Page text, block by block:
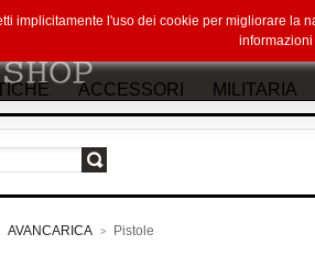
ACCESSORI MILITARIA
AVANCARICA > Pistole
implicitamente l'uso dei cookie per migliorare la
informazioni